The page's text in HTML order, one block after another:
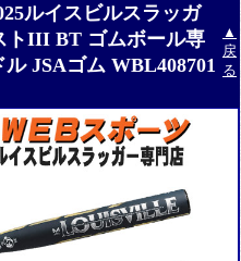
ルイスビルスラッガ
トIII BT ゴムボール専
JSAゴム WBL408701
▲
戻
る